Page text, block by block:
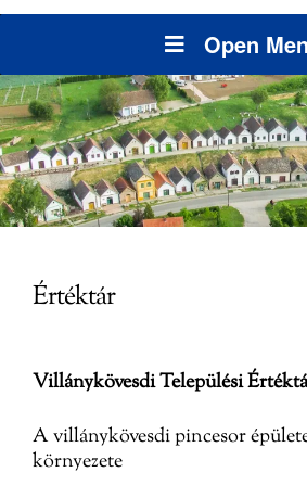
Open
Értéktár
Villánykövesdi Települési
A villánykövesdi pincesor
környezete